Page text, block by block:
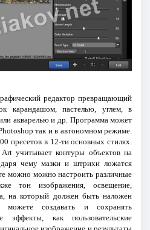
редактор превращающий
карандашом, пастелью, углем, в
акварелью и др. Программа может
так и в автономном режиме.
пресетов в 12-ти основных стилях.
учитывает контуры объектов на
чему мазки и штрихи ложатся
можно можно настроить различные
тон изображения, освещение,
на который должен быть наложен
создавать и сохранять
эффекты, как пользовательские